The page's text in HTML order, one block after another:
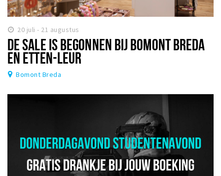
20 juli - 21 augustus
DE SALE IS BEGONNEN BIJ BOMONT BREDA
EN ETTEN-LEUR
Bomont Breda